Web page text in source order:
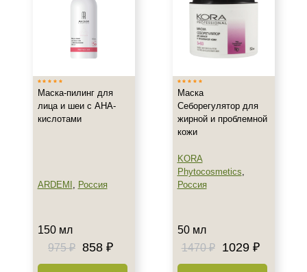
Тип товара
Маска
Тип кожи
Маска-пилинг для
лица и шеи с АНА-
кислотами
ARDEMI , Россия
150 мл
975 ₽ 858 ₽
Маска
Себорегулятор для
жирной и проблемной
кожи
KORA
Phytocosmetics,
Россия
50 мл
1470 ₽
1029 ₽